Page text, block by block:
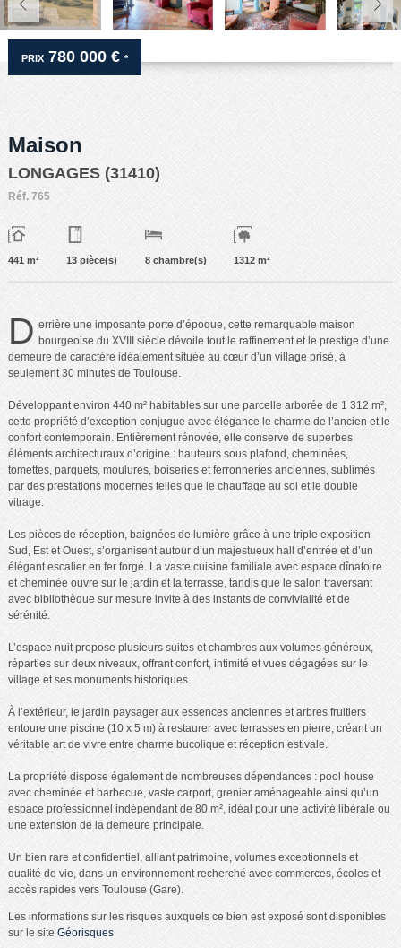
PRIX780 000 € *
Maison
LONGAGES (31410)
Réf. 765
441 m² 13 pièce(s) 8 chambre(s) 1312 m²
D errière une imposante porte d’époque, cette remarquable maison
bourgeoise du XVIII siècle dévoile tout le raffinement et le prestige d’une
demeure de caractère idéalement située au cœur d’un village prisé, à
seulement 30 minutes de Toulouse.
Développant environ 440 m² habitables sur une parcelle arborée de 1 312 m²,
cette propriété d’exception conjugue avec élégance le charme de l’ancien et le
confort contemporain. Entièrement rénovée, elle conserve de superbes
éléments architecturaux d’origine : hauteurs sous plafond, cheminées,
tomettes, parquets, moulures, boiseries et ferronneries anciennes, sublimés
par des prestations modernes telles que le chauffage au sol et le double
vitrage.
Les pièces de réception, baignées de lumière grâce à une triple exposition
Sud, Est et Ouest, s’organisent autour d’un majestueux hall d’entrée et d’un
élégant escalier en fer forgé. La vaste cuisine familiale avec espace dînatoire
et cheminée ouvre sur le jardin et la terrasse, tandis que le salon traversant
avec bibliothèque sur mesure invite à des instants de convivialité et de
sérénité.
L’espace nuit propose plusieurs suites et chambres aux volumes généreux,
réparties sur deux niveaux, offrant confort, intimité et vues dégagées sur le
village et ses monuments historiques.
À l’extérieur, le jardin paysager aux essences anciennes et arbres fruitiers
entoure une piscine (10 x 5 m) à restaurer avec terrasses en pierre, créant un
véritable art de vivre entre charme bucolique et réception estivale.
La propriété dispose également de nombreuses dépendances : pool house
avec cheminée et barbecue, vaste carport, grenier aménageable ainsi qu’un
espace professionnel indépendant de 80 m², idéal pour une activité libérale ou
une extension de la demeure principale.
Un bien rare et confidentiel, alliant patrimoine, volumes exceptionnels et
qualité de vie, dans un environnement recherché avec commerces, écoles et
accès rapides vers Toulouse (Gare).
Les informations sur les risques auxquels ce bien est exposé sont disponibles
sur le site Géorisques